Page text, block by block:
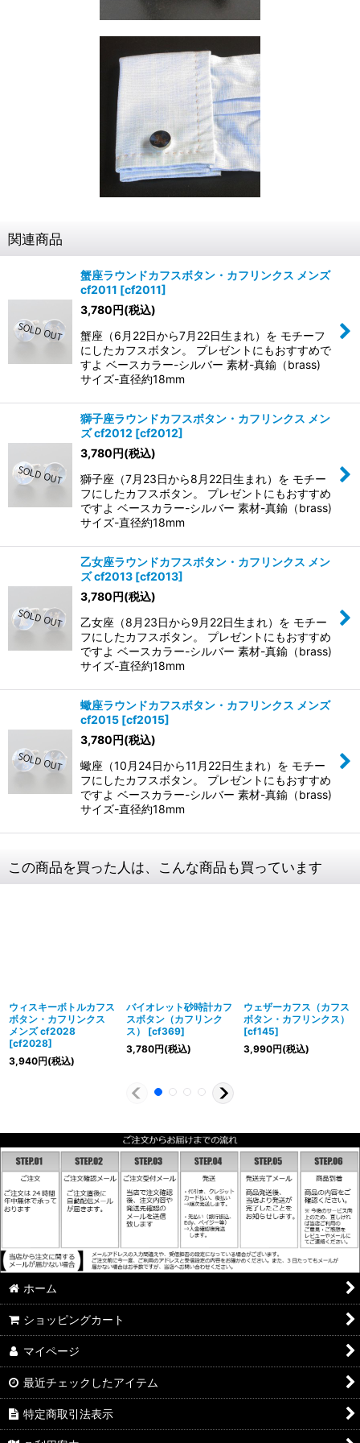
関連商品
蟹座ラウンドカフスボタン・カフリンクス メンズ
cf2011 [cf2011]
3,780円(税込)
蟹座（6月22日から7月22日生まれ）を モチーフ
にしたカフスボタン。 プレゼントにもおすすめで
すよ ベースカラー-シルバー 素材-真鍮（brass)
サイズ-直径約18mm
獅子座ラウンドカフスボタン・カフリンクス メン
ズ cf2012 [cf2012]
3,780円(税込)
獅子座（7月23日から8月22日生まれ）を モチー
フにしたカフスボタン。 プレゼントにもおすすめ
ですよ ベースカラー-シルバー 素材-真鍮（brass)
サイズ-直径約18mm
乙女座ラウンドカフスボタン・カフリンクス メン
ズ cf2013 [cf2013]
3,780円(税込)
乙女座（8月23日から9月22日生まれ）を モチー
フにしたカフスボタン。 プレゼントにもおすすめ
ですよ ベースカラー-シルバー 素材-真鍮（brass)
サイズ-直径約18mm
蠍座ラウンドカフスボタン・カフリンクス メンズ
cf2015 [cf2015]
3,780円(税込)
蠍座（10月24日から11月22日生まれ）を モチー
フにしたカフスボタン。 プレゼントにもおすすめ
ですよ ベースカラー-シルバー 素材-真鍮（brass)
サイズ-直径約18mm
この商品を買った人は、こんな商品も買っています
ウィスキーボトルカフス
ボタン・カフリンクス
メンズ cf2028
[cf2028]
3,940円(税込)
バイオレット砂時計カフ
スボタン（カフリンク
ス）
[cf369]
3,780円(税込)
ウェザーカフス（カフス
ボタン・カフリンクス）
[cf145]
3,990円(税込)
ホーム
ショッピングカート
マイページ
最近チェックしたアイテム
特定商取引法表示